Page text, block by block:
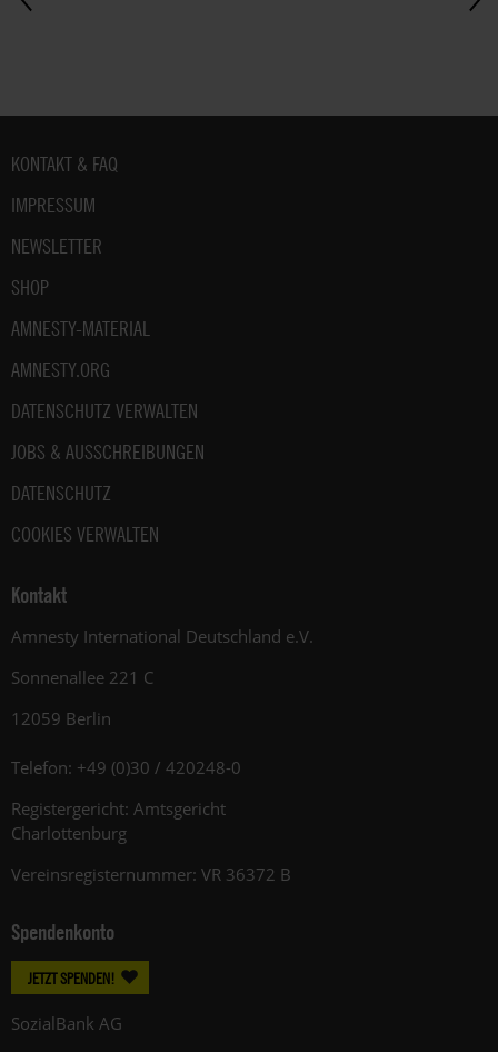
Fußbereich
KONTAKT & FAQ
IMPRESSUM
NEWSLETTER
SHOP
AMNESTY-MATERIAL
AMNESTY.ORG
DATENSCHUTZ VERWALTEN
JOBS & AUSSCHREIBUNGEN
DATENSCHUTZ
COOKIES VERWALTEN
Kontakt
Amnesty International Deutschland e.V.
Sonnenallee 221 C
12059 Berlin
Telefon: +49 (0)30 / 420248-0
Registergericht: Amtsgericht
Charlottenburg
Vereinsregisternummer: VR 36372 B
Spendenkonto
JETZT SPENDEN!
SozialBank AG